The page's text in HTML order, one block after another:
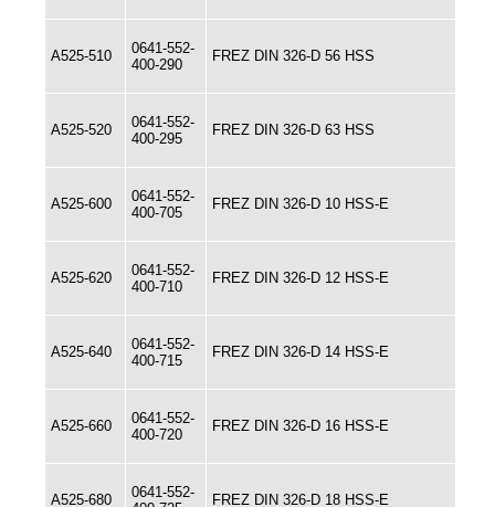
A525-510
0641-552-
400-290
FREZ DIN 326-D 56 HSS
A525-520
0641-552-
400-295
FREZ DIN 326-D 63 HSS
A525-600
0641-552-
400-705
FREZ DIN 326-D 10 HSS-E
A525-620
0641-552-
400-710
FREZ DIN 326-D 12 HSS-E
A525-640
0641-552-
400-715
FREZ DIN 326-D 14 HSS-E
A525-660
0641-552-
400-720
FREZ DIN 326-D 16 HSS-E
A525-680
0641-552-
FREZ DIN 326-D 18 HSS-E